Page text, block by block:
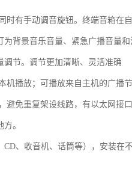
有手动调音旋钮。终端音箱在
背景音乐音量、紧急广播音量和
节。调节更加清晰、灵活准确
播放；可播放来自主机的广播
免重复架设线路，有以太网接
。
、收音机、话筒等），安装在